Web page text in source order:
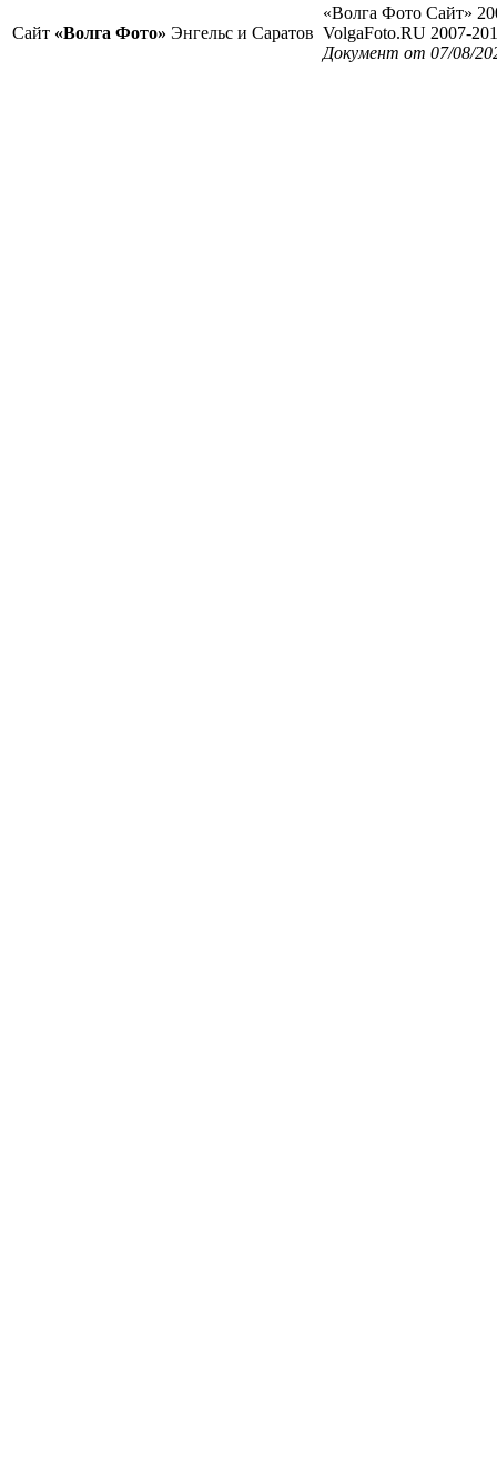
Сайт «Волга Фото» Энгельс и Саратов
«Волга Фото Сайт»
VolgaFoto.RU 2007-
Документ от 07/08/